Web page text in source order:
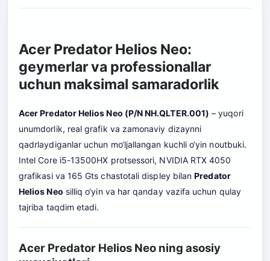
Acer Predator Helios Neo:
geymerlar va professionallar
uchun maksimal samaradorlik
Acer Predator Helios Neo (P/N NH.QLTER.001) – yuqori
unumdorlik, real grafik va zamonaviy dizaynni
qadrlaydiganlar uchun mo‘ljallangan kuchli o‘yin noutbuki.
Intel Core i5-13500HX protsessori, NVIDIA RTX 4050
grafikasi va 165 Gts chastotali displey bilanPredator
Helios Neo silliq o‘yin va har qanday vazifa uchun qulay
tajriba taqdim etadi.
Acer Predator Helios Neo ning asosiy